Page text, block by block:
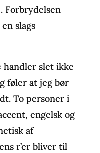
Forbrydelsen
slags
handler slet ikke
føler at jeg bør
To personer i
engelsk og
af
r’er bliver til